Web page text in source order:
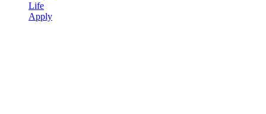
Life
Apply